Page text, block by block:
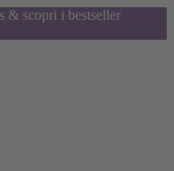
& scopri i bestseller